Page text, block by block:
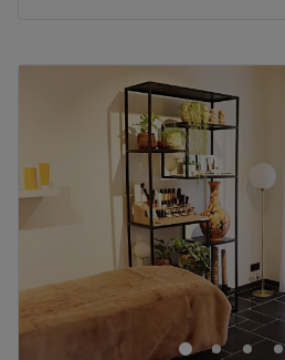
Woensdag
Donderdag
Zaterdag
schoonheidssalon Studio S-
aan het juiste adres voor
massagesen het
verven van je
wenkbrauwen.